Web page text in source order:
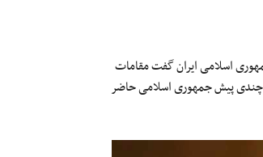
اسلامی ایران گفت مقامات
چندی پیش جمهوری اسلامی حاضر